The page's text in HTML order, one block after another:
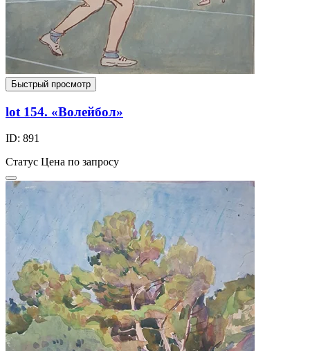
Быстрый просмотр
lot 154. «Волейбол»
ID: 891
Статус Цена по запросу